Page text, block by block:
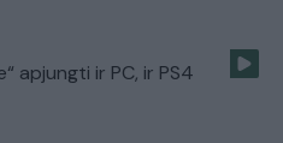
apjungti ir PC, ir PS4